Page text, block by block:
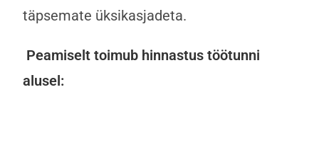
täpsemate üksikasjadeta.
Peamiselt toimub hinnastus töötunni
alusel: